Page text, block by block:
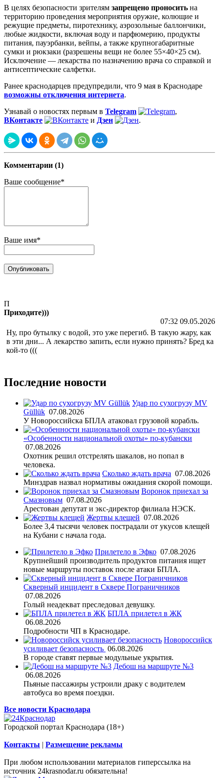
В целях безопасности зрителям запрещено проносить на
территорию проведения мероприятия оружие, колющие и
режущие предметы, пиротехнику, аэрозольные баллончики,
любые жидкости, включая воду и парфюмерию, продукты
питания, пауэрбанки, вейпы, а также крупногабаритные
сумки и рюкзаки (разрешены вещи не более 55×40×25 см).
Исключение — лекарства по назначению врача со справкой и
антисептические салфетки.
Ранее краснодарцев предупредили, что 9 мая в Краснодаре
возможны отключения интернета.
Узнавай о новостях первым в Telegram
,
ВКонтакте
и Дзен .
Комментарии (1)
Ваше сообщение*
Ваше имя*
П
Приходите)))
07:32 09.05.2026
Ну, про бутылку с водой, это уже перегиб. В такую жару, как
в эти дни... А лекарство запить, если нужно принять? Бред ка
кой-то (((
Последние новости
Удар по сухогрузу MV
Güllük 07.08.2026
У Новороссийска БПЛА атаковал грузовой корабль.
«Особенности национальной охоты» по-кубански
07.08.2026
Охотник решил отстрелять шакалов, но попал в
человека.
Сколько ждать врача 07.08.2026
Минздрав назвал нормативы ожидания скорой помощи.
Воронок приехал за
Смазновым 07.08.2026
Арестован депутат и экс-директор филиала НЭСК.
Жертвы клещей 07.08.2026
Более 3,4 тысячи человек пострадали от укусов клещей
на Кубани с начала года.
Прилетело в Эфко 07.08.2026
Крупнейший производитель продуктов питания ищет
новые маршруты поставок после атаки БПЛА.
Скверный инцидент в Сквере Пограничников
07.08.2026
Голый неадекват преследовал девушку.
БПЛА прилетел в ЖК
06.08.2026
Подробности ЧП в Краснодаре.
Новороссийск
усиливает безопасность 06.08.2026
В городе ставят первые модульные укрытия.
Дебош на маршруте №3
06.08.2026
Пьяные пассажиры устроили драку с водителем
автобуса во время поездки.
Все новости Краснодара
Городской портал Краснодара (18+)
Контакты | Размещение рекламы
При любом использовании материалов гиперссылка на
источник 24krasnodar.ru обязательна!